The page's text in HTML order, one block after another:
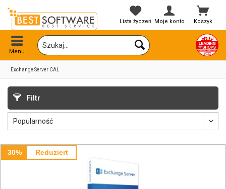
Koszyk
Lista życzeń Moje konto
Menu
Exchange Server CAL
Filtr
30% Reduziert